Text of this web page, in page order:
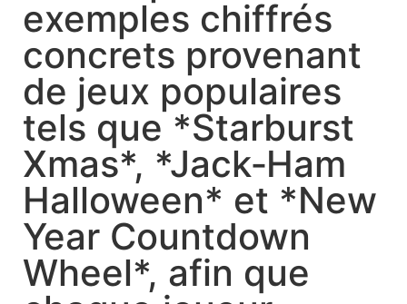
exemples chiffrés
concrets provenant
de jeux populaires
tels que *Starburst
Xmas*, *Jack‑Ham
Halloween* et *New
Year Countdown
Wheel*, afin que